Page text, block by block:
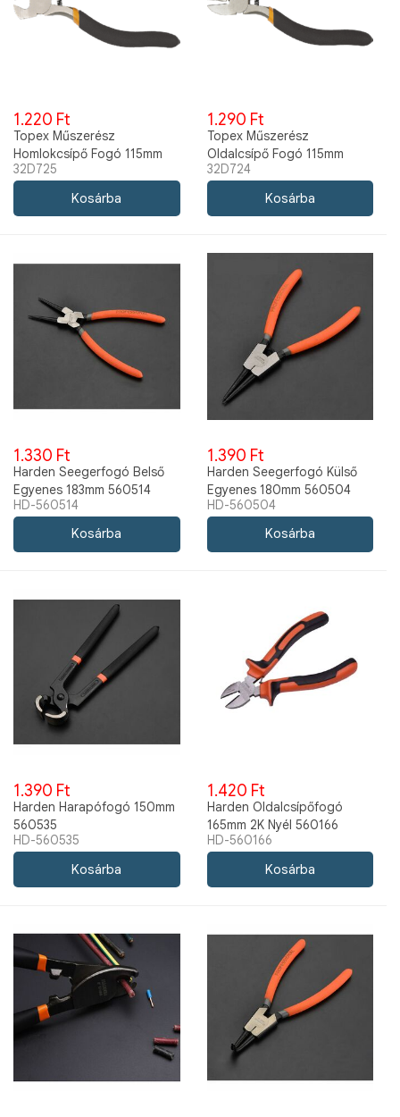
1.220 Ft
Topex Műszerész
Homlokcsípő Fogó 115mm
32D725
32D725
1.290 Ft
Topex Műszerész
Oldalcsípő Fogó 115mm
32D724
32D724
1.330 Ft
Harden Seegerfogó Belső
Egyenes 183mm 560514
HD-560514
1.390 Ft
Harden Seegerfogó Külső
Egyenes 180mm 560504
HD-560504
1.390 Ft
Harden Harapófogó 150mm
560535
HD-560535
1.420 Ft
Harden Oldalcsípőfogó
165mm 2K Nyél 560166
HD-560166